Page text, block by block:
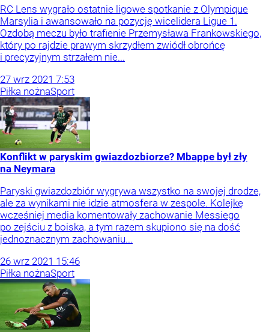
RC Lens wygrało ostatnie ligowe spotkanie z Olympique
Marsylia i awansowało na pozycję wicelidera Ligue 1.
Ozdobą meczu było trafienie Przemysława Frankowskiego,
który po rajdzie prawym skrzydłem zwiódł obrońcę
i precyzyjnym strzałem nie...
27 wrz 2021 7:53
Piłka nożnaSport
Konflikt w paryskim gwiazdozbiorze? Mbappe był zły
na Neymara
Paryski gwiazdozbiór wygrywa wszystko na swojej drodze,
ale za wynikami nie idzie atmosfera w zespole. Kolejkę
wcześniej media komentowały zachowanie Messiego
po zejściu z boiska, a tym razem skupiono się na dość
jednoznacznym zachowaniu...
26 wrz 2021 15:46
Piłka nożnaSport